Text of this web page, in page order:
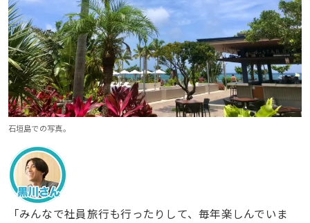
石垣島での写真。
「みんなで社員旅行も行ったりして、毎年楽しんでいま